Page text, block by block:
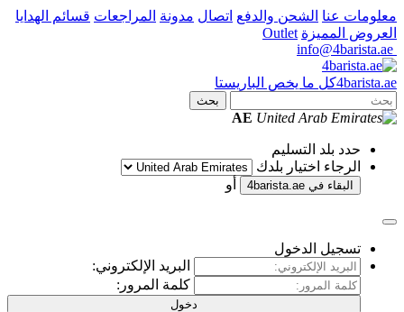
معلومات عنا الشحن والدفع اتصال مدونة المراجعات قسائم الهدايا
العروض المميزة Outlet
4barista.ae كل ما يخص الباريستا
بحث
AE
حدد بلد التسليم
الرجاء اختيار بلدك
البقاء في 4barista.ae أو
تسجيل الدخول
البريد الإلكتروني:
كلمة المرور:
دخول